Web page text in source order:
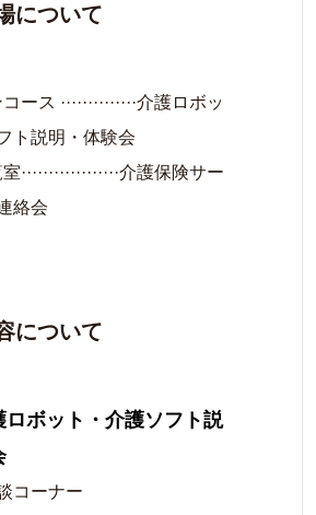
について
ス ··············介護ロボッ
ト説明・体験会
介護保険サー
絡会
について
ロボット・介護ソフト説
コーナー